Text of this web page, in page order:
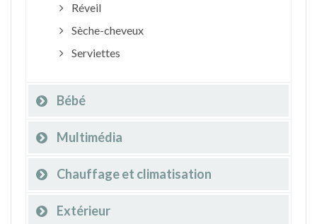
Réveil
Sèche-cheveux
Serviettes
Bébé
Multimédia
Chauffage et climatisation
Extérieur